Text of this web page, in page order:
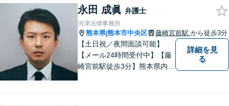
ださい。【熊本市中心部】地
域に密着した町医者みたいな
弁護士です。
永田 成眞 弁護士
河津法律事務所
熊本県|熊本市中央区 藤崎宮前駅 から徒歩3分
【土日祝／夜間面談可能】
【メール24時間受付中】【藤
崎宮前駅徒歩3分】熊本県内及
詳細を見
る